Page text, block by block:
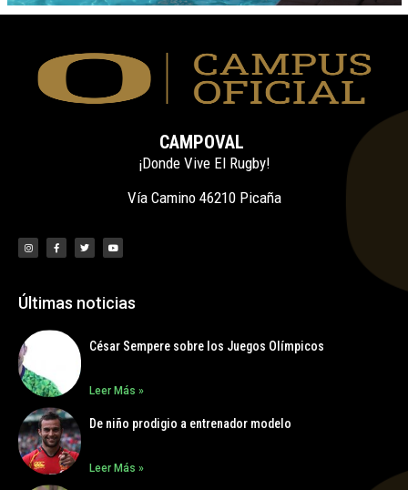
CAMPOVAL
¡Donde Vive El Rugby!
Vía Camino 46210 Picaña
Últimas noticias
César Sempere sobre los Juegos Olímpicos
Leer Más »
De niño prodigio a entrenador modelo
Leer Más »